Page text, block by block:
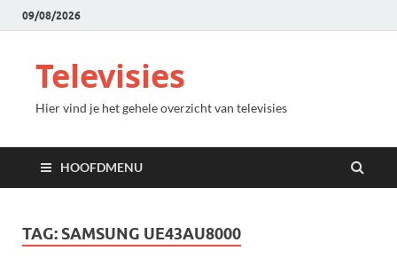
09/08/2026
Televisies
Hier vind je het gehele overzicht van televisies
HOOFDMENU
TAG: SAMSUNG UE43AU8000